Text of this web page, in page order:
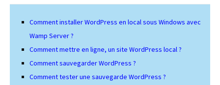
Comment installer WordPress en local sous Windows avec
Wamp Server ?
Comment mettre en ligne, un site WordPress local ?
Comment sauvegarder WordPress ?
Comment tester une sauvegarde WordPress ?